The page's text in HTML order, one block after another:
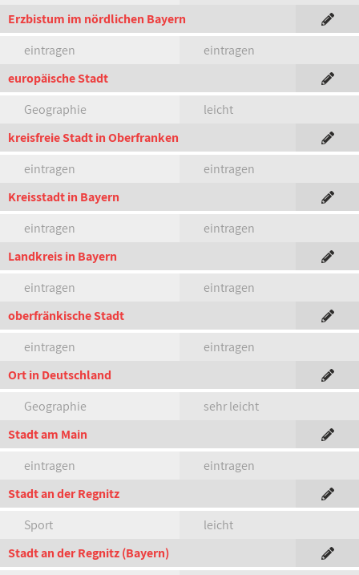
Erzbistum im nördlichen Bayern
eintragen
eintragen
europäische Stadt
Geographie
leicht
kreisfreie Stadt in Oberfranken
eintragen
eintragen
Kreisstadt in Bayern
eintragen
eintragen
Landkreis in Bayern
eintragen
eintragen
oberfränkische Stadt
eintragen
eintragen
Ort in Deutschland
Geographie
sehr leicht
Stadt am Main
eintragen
eintragen
Stadt an der Regnitz
Sport
leicht
Stadt an der Regnitz (Bayern)